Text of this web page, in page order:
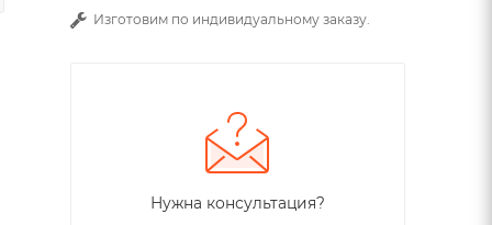
Изготовим по индивидуальному заказу.
Нужна консультация?